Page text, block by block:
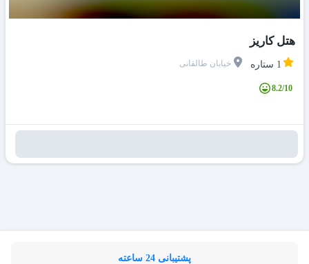
هتل کاریز
1 ستاره خیابان طالقانی
8.2/10
پشتیبانی 24 ساعته